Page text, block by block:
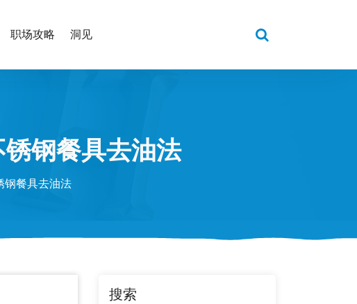
职场攻略 洞见
钢餐具去油法
钢餐具去油法
搜索